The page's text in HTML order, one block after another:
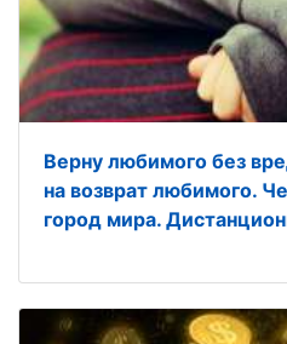
Верну любимого без
на возврат любимого.
город мира.